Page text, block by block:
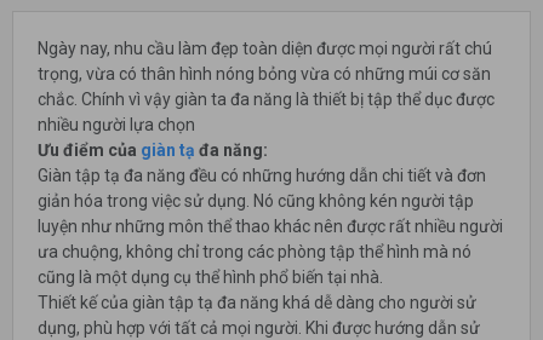
Ngày nay, nhu cầu làm đẹp toàn diện được mọi người rất chú
trọng, vừa có thân hình nóng bỏng vừa có những múi cơ săn
chắc. Chính vì vậy giàn ta đa năng là thiết bị tập thể dục được
nhiều người lựa chọn
Ưu điểm của giàn tạ đa năng:
Giàn tập tạ đa năng đều có những hướng dẫn chi tiết và đơn
giản hóa trong việc sử dụng. Nó cũng không kén người tập
luyện như những môn thể thao khác nên được rất nhiều người
ưa chuộng, không chỉ trong các phòng tập thể hình mà nó
cũng là một dụng cụ thể hình phổ biến tại nhà.
Thiết kế của giàn tập tạ đa năng khá dễ dàng cho người sử
dụng, phù hợp với tất cả mọi người. Khi được hướng dẫn sử